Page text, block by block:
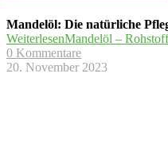
Mandelöl: Die natürliche
WeiterlesenMandelöl –
0 Kommentare
20. November 2023